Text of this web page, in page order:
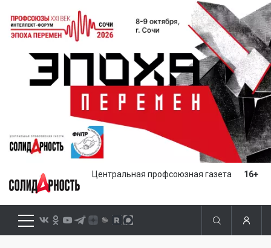
Центральная профсоюзная газета 16+